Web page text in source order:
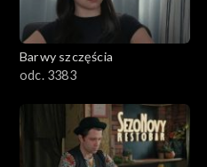
1701–1800
1601–1700
1501–1600
1401–1500
Barwy szczęścia
odc. 3383